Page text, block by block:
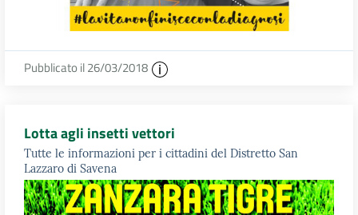
Pubblicato il 26/03/2018
Lotta agli insetti vettori
Tutte le informazioni per i cittadini del Distretto San
Lazzaro di Savena